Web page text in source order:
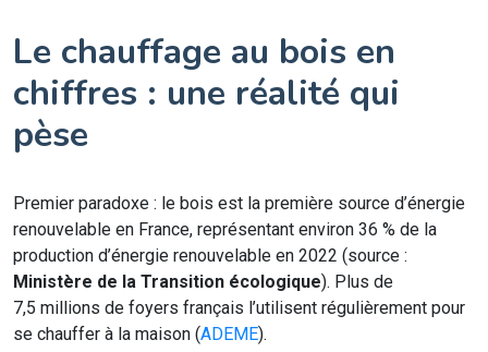
Le chauffage au bois en
chiffres : une réalité qui
pèse
Premier paradoxe : le bois est la première source d’énergie
renouvelable en France, représentant environ 36 % de la
production d’énergie renouvelable en 2022 (source :
Ministère de la Transition écologique). Plus de
7,5 millions de foyers français l’utilisent régulièrement pour
se chauffer à la maison (ADEME).